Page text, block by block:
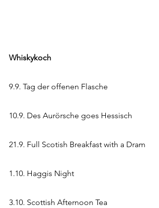
Whiskykoch
9.9. Tag der offenen Flasche
10.9. Des Aurörsche goes Hessisch
21.9. Full Scotish Breakfast with a Dram
1.10. Haggis Night
3.10. Scottish Afternoon Tea